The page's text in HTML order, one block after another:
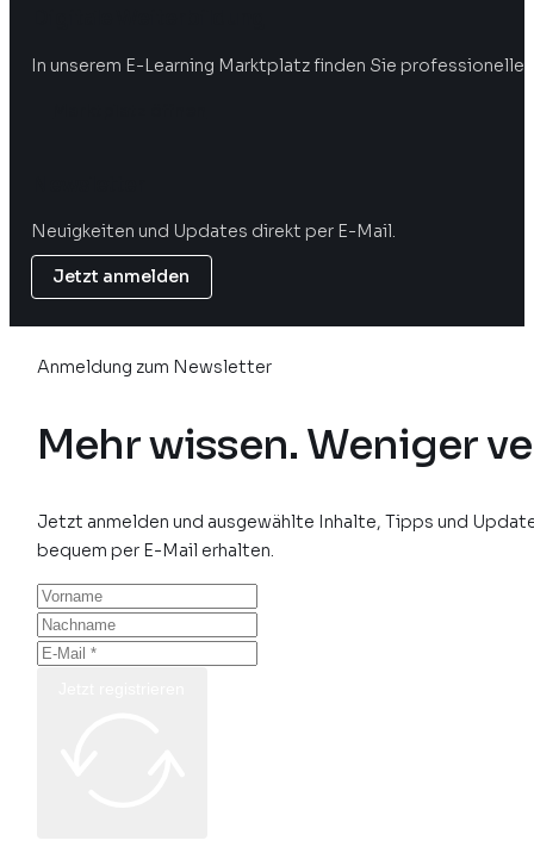
In unserem E-Learning Marktplatz finden Sie professionelle
Neuigkeiten und Updates direkt per E-Mail.
Jetzt anmelden
Anmeldung zum Newsletter
Mehr wissen. Weniger
Jetzt anmelden und ausgewählte Inhalte, Tipps und
bequem per E-Mail erhalten.